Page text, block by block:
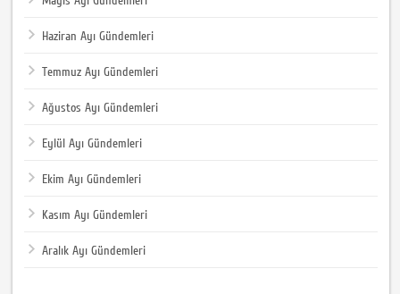
Haziran Ayı Gündemleri
Temmuz Ayı Gündemleri
Ağustos Ayı Gündemleri
Eylül Ayı Gündemleri
Ekim Ayı Gündemleri
Kasım Ayı Gündemleri
Aralık Ayı Gündemleri